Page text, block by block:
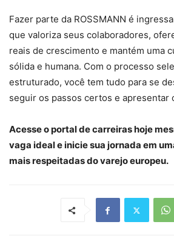
Fazer parte da ROSSMANN é
que valoriza seus colaboradores,
reais de crescimento e mantém uma
sólida e humana. Com o processo
estruturado, você tem tudo para se
seguir os passos certos e apresentar
Acesse o portal de carreiras hoje
vaga ideal e inicie sua jornada em
mais respeitadas do varejo europeu.